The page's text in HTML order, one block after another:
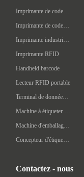
Imprimante de codes à barres de bureau
Imprimante de codes à barres mobile
Imprimante industrielle de codes à barres
Imprimante RFID
Handheld barcode
Lecteur RFID portable
Terminal de données portatif
Machine à étiqueter automatique
Machine d'emballage intelligente
Concepteur d'étiquettes
Contactez - nous